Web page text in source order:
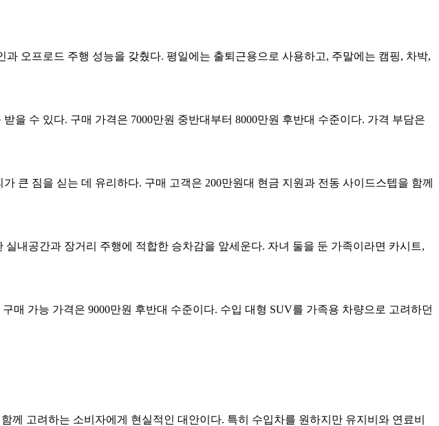
오프로드 주행 성능을 갖췄다. 평일에는 출퇴근용으로 사용하고, 주말에는 캠핑, 차박,
을 수 있다. 구매 가격은 7000만원 중반대부터 8000만원 후반대 수준이다. 가격 부담은
큰 짐을 싣는 데 유리하다. 구매 고객은 200만원대 현금 지원과 전동 사이드스텝을 함께
내공간과 장거리 주행에 적합한 승차감을 앞세운다. 자녀 둘을 둔 가족이라면 카시트,
매 가능 가격은 9000만원 후반대 수준이다. 수입 대형 SUV를 가족용 차량으로 고려하던
고려하는 소비자에게 현실적인 대안이다. 특히 수입차를 원하지만 유지비와 연료비